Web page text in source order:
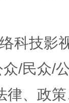
科技影
/民众/
律、政